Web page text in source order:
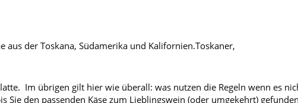
der Toskana, Südamerika und Kalifornien.Toskaner,
Im übrigen gilt hier wie überall: was nutzen die Regeln wenn es
den passenden Käse zum Lieblingswein (oder umgekehrt)